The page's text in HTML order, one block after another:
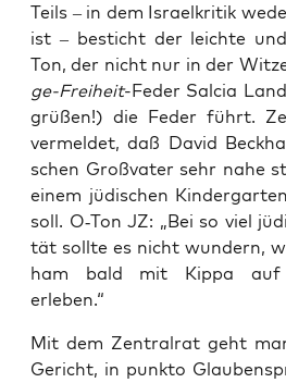
Teils – in dem Isra­el­kri­tik
ist – besticht der leich­te
Ton, der nicht nur in der
ge-Frei­heit-Feder Sal­cia
grü­ßen!) die Feder führt.
ver­mel­det, daß David
schen Groß­va­ter sehr nahe
einem jüdi­schen
soll. O‑Ton JZ: „Bei so viel
tät soll­te es nicht wun­dern,
ham bald mit Kip­pa auf
erleben.“
Mit dem Zen­tral­rat geht
Gericht, in punk­to